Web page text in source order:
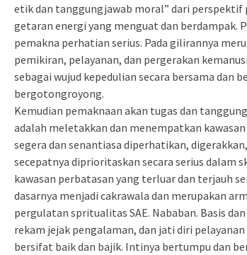
etik dan tanggungjawab moral” dari perspektif
getaran energi yang menguat dan berdampak.
pemakna perhatian serius. Pada gilirannya
pemikiran, pelayanan, dan pergerakan
sebagai wujud kepedulian secara bersama dan
bergotongroyong.
Kemudian pemaknaan akan tugas dan
adalah meletakkan dan menempatkan
segera dan senantiasa diperhatikan,
secepatnya diprioritaskan secara serius dalam
kawasan perbatasan yang terluar dan terjauh
dasarnya menjadi cakrawala dan merupakan
pergulatan spritualitas SAE. Nababan. Basis
rekam jejak pengalaman, dan jati diri pelayanan
bersifat baik dan bajik. Intinya bertumpu dan